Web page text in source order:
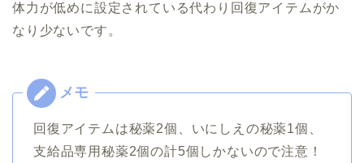
体力が低めに設定されている代わり回復アイテムがか
なり少ないです。
回復アイテムは秘薬2個、いにしえの秘薬1個、
支給品専用秘薬2個の計5個しかないので注意！